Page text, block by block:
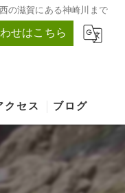
の滋賀にある神崎川まで
せはこちら
クセス ブログ